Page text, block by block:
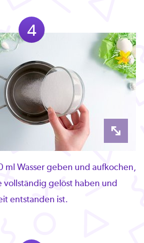
4
ml Wasser geben und aufkochen,
vollständig gelöst haben und
entstanden ist.